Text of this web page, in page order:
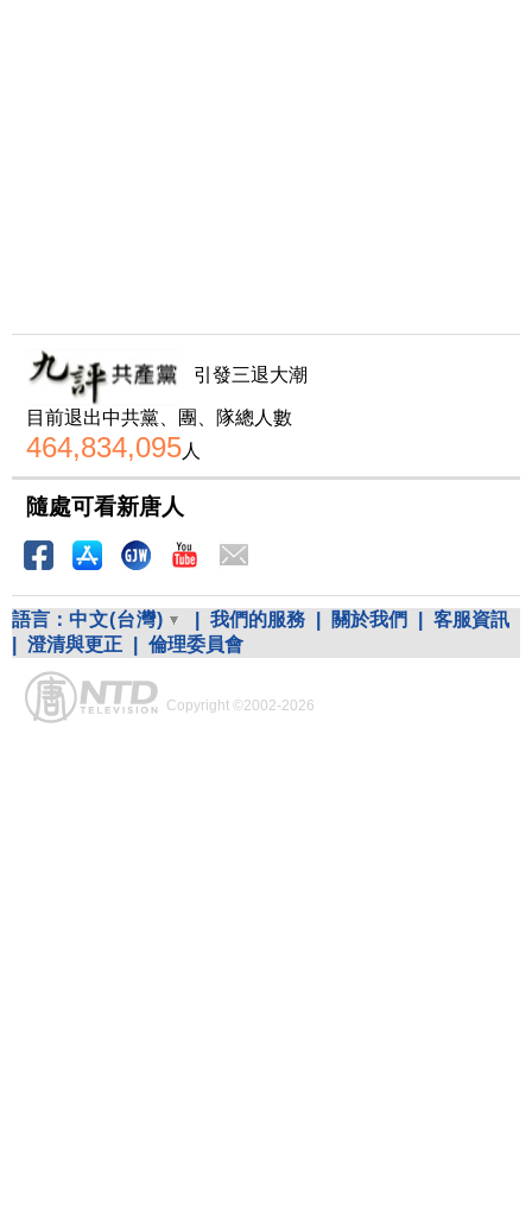
引發三退大潮
目前退出中共黨、團、隊總人數
464,834,095人
隨處可看新唐人
語言： 中文(台灣) 我們的服務 關於我們
客服資訊
澄清與更正 倫理委員會
Copyright ©2002-2026